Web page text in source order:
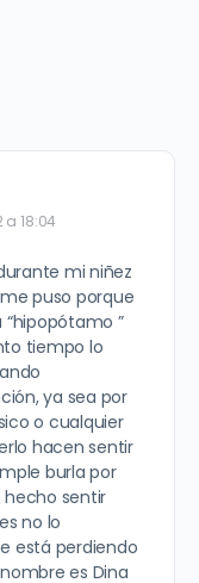
a 18:04
mi niñez
puso porque
”
tiempo lo
ya sea por
o cualquier
hacen sentir
burla por
hecho sentir
no lo
está perdiendo
es Dina